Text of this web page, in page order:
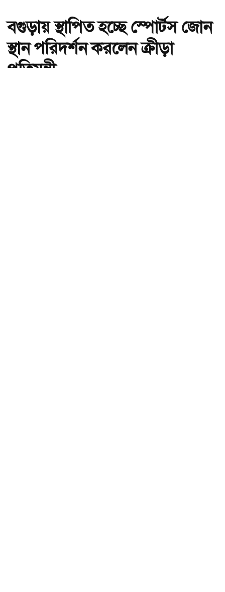
বগুড়ায় স্থাপিত হচ্ছে স্পোর্টস জোন
স্থান পরিদর্শন করলেন ক্রীড়া
প্রতিমন্ত্রী